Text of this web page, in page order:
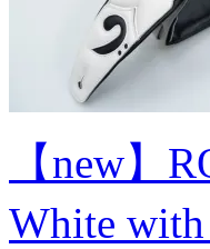
【new】
White